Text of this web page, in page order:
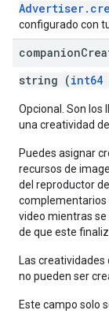
configurado con
companion
string (int64
Opcional. Son los
una creatividad de
Puedes asignar
recursos de
del reproductor
complementarios
video mientras
de que este
Las
no pueden ser
Este campo solo